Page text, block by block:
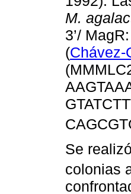
M.
3’/
(Chávez-
Se
colonias